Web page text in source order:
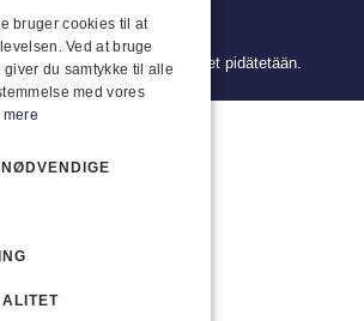
Viggo Bendz. Kaikki oikeudet pidätetään.
bruger cookies til at
Ved at bruge
du samtykke til alle
med vores